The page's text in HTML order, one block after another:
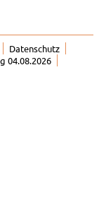
Datenschutz
04.08.2026